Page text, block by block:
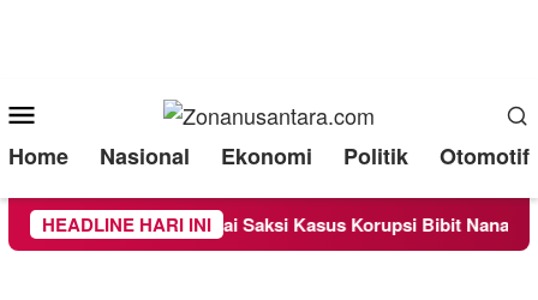
Menu
Home Nasional Ekonomi Politik Otomotif
HEADLINE HARI INI
Sebagai Saksi Kasus Korupsi Bibit Nanas Sulsel Rp